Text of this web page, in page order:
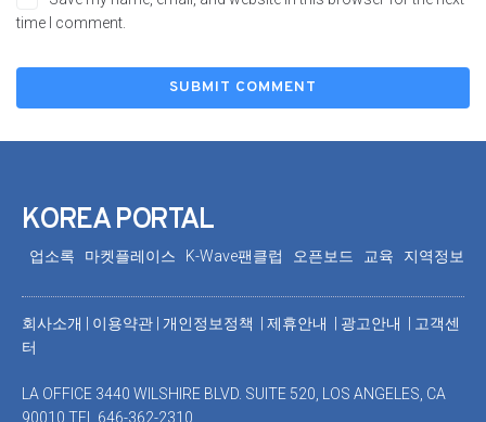
time I comment.
KOREA PORTAL
업소록 마켓플레이스 K-Wave팬클럽 오픈보드 교육 지역정보
회사소개 이용약관 개인정보정책 | 제휴안내 | 광고안내
고객센
터
LA OFFICE 3440 WILSHIRE BLVD. SUITE 520, LOS ANGELES, CA
90010 TEL 646-362-2310